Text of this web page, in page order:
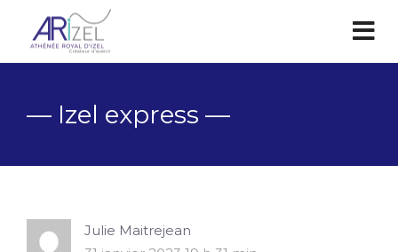
— Izel express —
Julie Maitrejean